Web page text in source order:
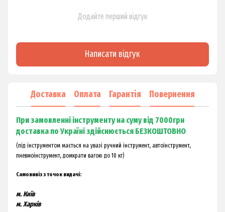
Додайте перший відгук
Написати відгук
Доставка Оплата Гарантія Повернення
При замовленні інструменту на суму від 7000грн
доставка по Україні здійснюється БЕЗКОШТОВНО
(під інструментом мається на увазі ручний інструмент, автоінструмент,
пневмоінструмент, домкрати вагою до 10 кг)
Самовивіз з точок видачі:
м. Київ
м. Харків